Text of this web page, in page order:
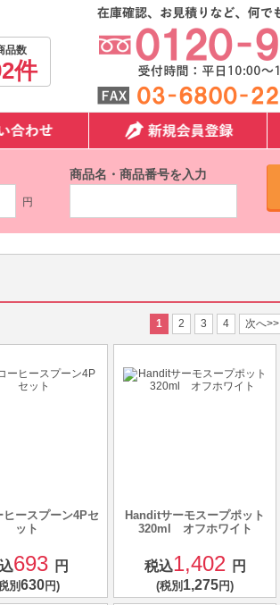
品数
件
円
商品名・商品番号を入力
1 2 3 4 次へ>>
ヒースプーン4Pセ
ット
693 円
別630円)
Handitサーモスープポット
320ml オフホワイト
税込1,402 円
(税別 1,275円)